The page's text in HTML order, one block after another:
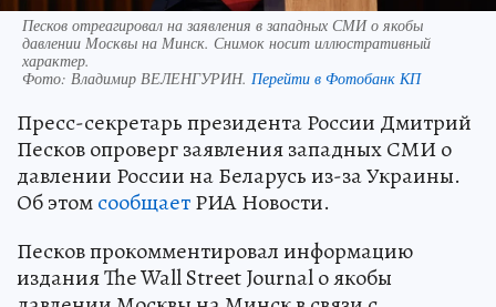
Песков отреагировал на заявления в западных СМИ о якобы
давлении Москвы на Минск. Снимок носит иллюстративный
характер.
Фото: Владимир ВЕЛЕНГУРИН. Перейти в Фотобанк КП
Пресс-секретарь президента России Дмитрий
Песков опроверг заявления западных СМИ о
давлении России на Беларусь из-за Украины.
Об этомсообщаетРИА Новости.
Песков прокомментировал информацию
издания The Wall Street Journal о якобы